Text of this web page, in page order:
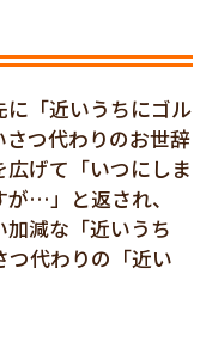
「近いうちにゴル
つ代わりのお世辞
げて「いつにしま
…」と返され、
減な「近いうち
代わりの「近い